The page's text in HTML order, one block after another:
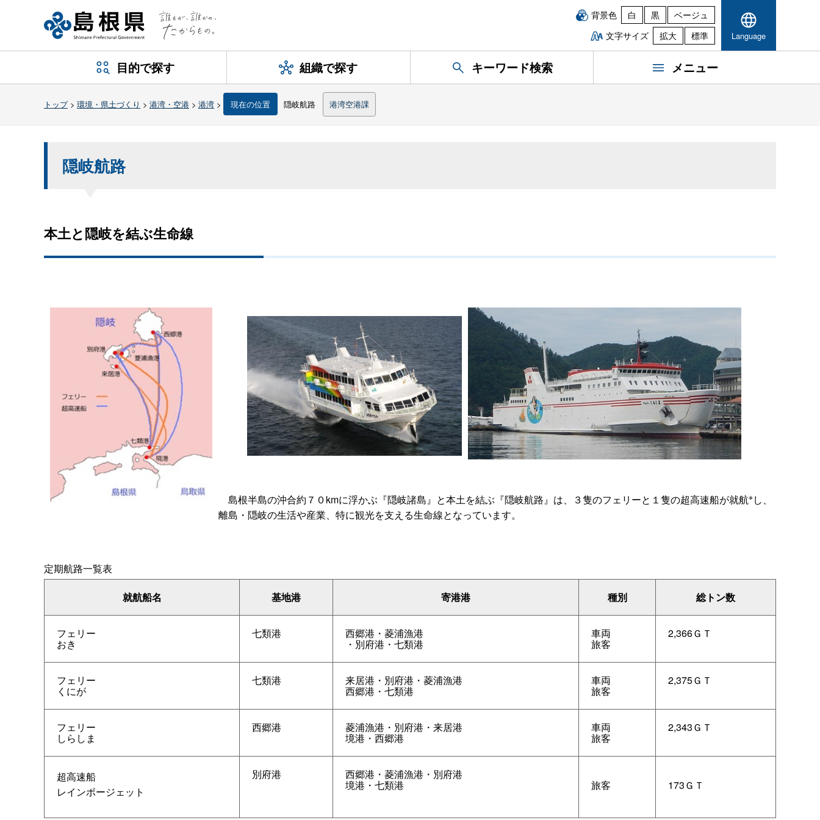
背景色 白 黒
ベージュ
文字サイズ
拡大 標準 Language
目的で探す 組織で探す キーワード検索 メニュー
トップ> 環境・県土づくり > 港湾・空港 > 港湾 > 現在の位置 隠岐航路 港湾空港課
隠岐航路
本土と隠岐を結ぶ生命線
島根半島の沖合約７０kmに浮かぶ『隠岐諸島』と本土を結ぶ『隠岐航路』は、３隻のフェリーと１隻の超高速船が就航※し、
離島・隠岐の生活や産業、特に観光を支える生命線となっています。
定期航路一覧表
就航船名 基地港 寄港港 種別 総トン数
フェリー
おき
七類港 西郷港・菱浦漁港
・別府港・七類港
車両
旅客
2,366ＧＴ
フェリー
くにが
七類港 来居港・別府港・菱浦漁港
西郷港・七類港
車両
旅客
2,375ＧＴ
フェリー
しらしま
西郷港 菱浦漁港・別府港・来居港
境港・西郷港
車両
旅客
2,343ＧＴ
超高速船
レインボージェット
別府港 西郷港・菱浦漁港・別府港
境港・七類港 旅客 173ＧＴ